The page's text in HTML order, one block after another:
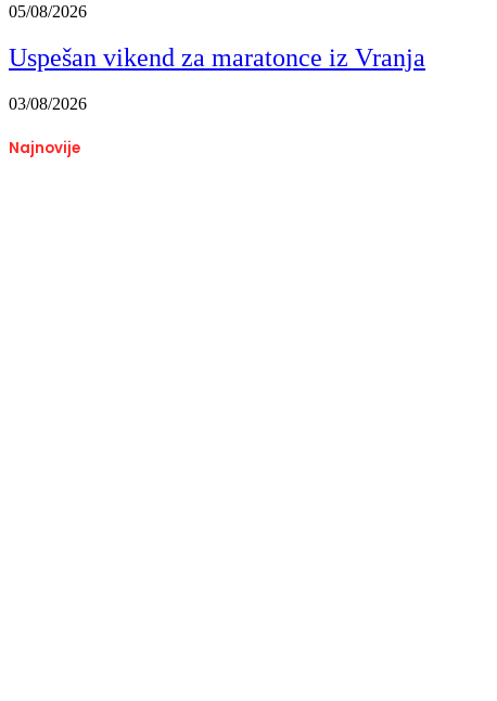
05/08/2026
Uspešan vikend za maratonce iz Vranja
03/08/2026
Najnovije